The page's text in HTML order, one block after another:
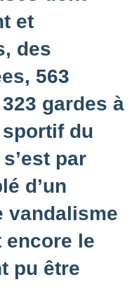
et
des
563
gardes à
du
par
d’un
vandalisme
encore le
pu être